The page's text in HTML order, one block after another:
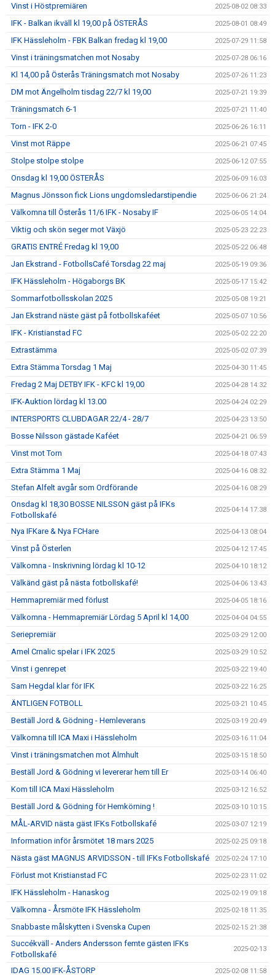
Vinst i Höstpremiären 2025-08-02 08:33
IFK - Balkan ikväll kl 19,00 på ÖSTERÅS 2025-08-01 08:49
IFK Hässleholm - FBK Balkan fredag kl 19,00 2025-07-29 11:58
Vinst i träningsmatchen mot Nosaby 2025-07-28 06:16
Kl 14,00 på Österås Träningsmatch mot Nosaby 2025-07-26 11:23
DM mot Ängelholm tisdag 22/7 kl 19,00 2025-07-21 19:39
Träningsmatch 6-1 2025-07-21 11:40
Torn - IFK 2-0 2025-06-26 16:11
Vinst mot Räppe 2025-06-21 07:45
Stolpe stolpe stolpe 2025-06-12 07:55
Onsdag kl 19,00 ÖSTERÅS 2025-06-09 16:03
Magnus Jönsson fick Lions ungdomsledarstipendie 2025-06-06 21:24
Välkomna till Österås 11/6 IFK - Nosaby IF 2025-06-05 14:04
Viktig och skön seger mot Växjö 2025-05-23 22:23
GRATIS ENTRÉ Fredag kl 19,00 2025-05-22 06:48
Jan Ekstrand - FotbollsCafé Torsdag 22 maj 2025-05-19 09:36
IFK Hässleholm - Högaborgs BK 2025-05-17 15:42
Sommarfotbollsskolan 2025 2025-05-08 19:21
Jan Ekstrand näste gäst på fotbollskaféet 2025-05-07 10:56
IFK - Kristianstad FC 2025-05-02 22:20
Extrastämma 2025-05-02 07:39
Extra Stämma Torsdag 1 Maj 2025-04-30 11:45
Fredag 2 Maj DETBY IFK - KFC kl 19,00 2025-04-28 14:32
IFK-Auktion lördag kl 13.00 2025-04-24 02:29
INTERSPORTS CLUBDAGAR 22/4 - 28/7 2025-04-23 13:50
Bosse Nilsson gästade Kaféet 2025-04-21 06:59
Vinst mot Torn 2025-04-18 07:43
Extra Stämma 1 Maj 2025-04-16 08:32
Stefan Alfelt avgår som Ordförande 2025-04-16 08:29
Onsdag kl 18,30 BOSSE NILSSON gäst på IFKs
Fotbollskafé
2025-04-14 17:38
Nya IFKare & Nya FCHare 2025-04-13 08:04
Vinst på Österlen 2025-04-12 17:45
Välkomna - Inskrivning lördag kl 10-12 2025-04-10 18:12
Välkänd gäst på nästa fotbollskafé! 2025-04-06 13:43
Hemmapremiär med förlust 2025-04-05 18:16
Välkomna - Hemmapremiär Lördag 5 April kl 14,00 2025-04-04 04:55
Seriepremiär 2025-03-29 12:00
Amel Crnalic spelar i IFK 2025 2025-03-29 10:52
Vinst i genrepet 2025-03-22 19:40
Sam Hegdal klar för IFK 2025-03-22 16:25
ÄNTLIGEN FOTBOLL 2025-03-21 10:45
Beställ Jord & Gödning - Hemleverans 2025-03-19 20:49
Välkomna till ICA Maxi i Hässleholm 2025-03-16 11:04
Vinst i träningsmatchen mot Älmhult 2025-03-15 18:50
Beställ Jord & Gödning vi levererar hem till Er 2025-03-14 06:40
Kom till ICA Maxi Hässleholm 2025-03-12 16:52
Beställ Jord & Gödning för Hemkörning ! 2025-03-10 10:15
MÅL-ARVID nästa gäst IFKs Fotbollskafé 2025-03-07 12:19
Information inför årsmötet 18 mars 2025 2025-02-25 09:18
Nästa gäst MAGNUS ARVIDSSON - till IFKs Fotbollskafé 2025-02-24 17:10
Förlust mot Kristianstad FC 2025-02-23 11:02
IFK Hässleholm - Hanaskog 2025-02-19 09:18
Välkomna - Årsmöte IFK Hässleholm 2025-02-18 11:35
Snabbaste målskytten i Svenska Cupen 2025-02-15 21:38
Succékväll - Anders Andersson femte gästen IFKs
Fotbollskafé
2025-02-13
IDAG 15.00 IFK-ÅSTORP 2025-02-08 11:58